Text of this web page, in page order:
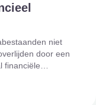
niet
door een
financiële